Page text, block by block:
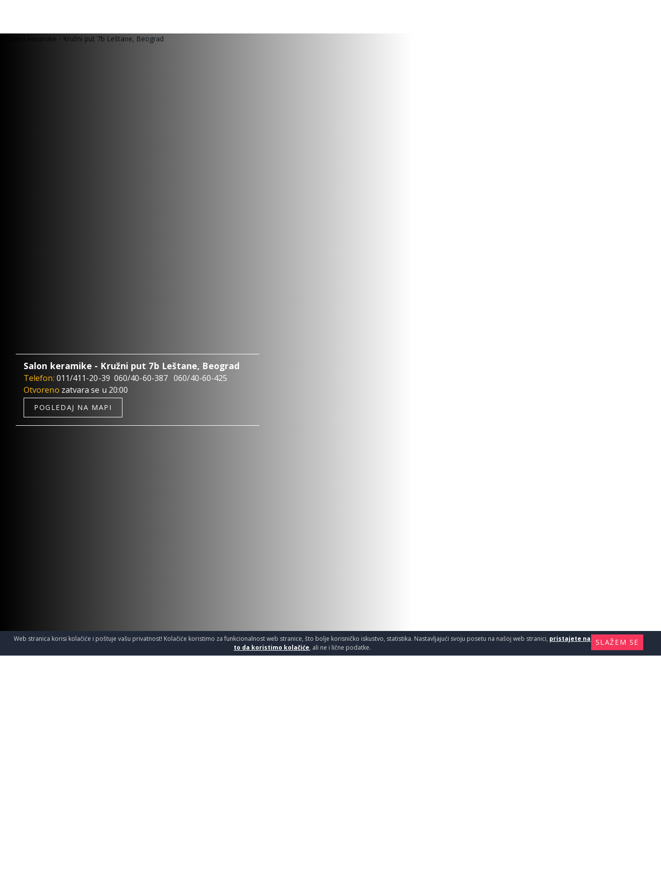
Salon keramike - Kružni put 7b Leštane, Beograd
Telefon: 011/411-20-39 060/40-60-387 060/40-60-425
Otvoreno zatvara se u 20:00
POGLEDAJ NA MAPI
SLAŽEM SE
Web stranica korisi kolačiće i poštuje vašu privatnost! Kolačiće koristimo za funkcionalnost web stranice, što bolje korisničko iskustvo, statistika. Nastavljajući svoju posetu na našoj web stranici, pristajete na
to da koristimo kolačiće, ali ne i lične podatke.